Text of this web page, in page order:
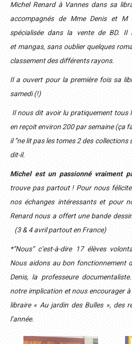
Michel Renard à Vannes dans sa
accompagnés de Mme Denis et M
spécialisée dans la vente de BD. Il
et mangas, sans oublier quelques
classement des différents rayons.
Il a ouvert pour la première fois sa
samedi (!)
Il nous dit avoir lu pratiquement tous
en reçoit environ 200 par semaine (ça
il “ne lit pas les tomes 2 des collections
dit-il.
Michelest un passionné vraiment
trouve pas partout ! Pour nous
nos échanges intéressants et pour
Renard nous a offert une bande
(3 & 4 avril partout en France)
*”Nous” c’est-à-dire 17 élèves
Nous aidons au bon fonctionnement
Denis, la professeure
notre implication et nous encourager
libraire « Au jardin des Bulles », des
l’année.